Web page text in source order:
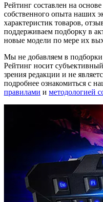
Рейтинг составлен на
собственного опыта наших
характеристик товаров,
поддерживаем подборку в
новые модели по мере их
Мы не добавляем в
Рейтинг носит
зрения редакции и не
подробнее ознакомиться с
правилами и методологией